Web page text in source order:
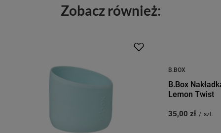
Zobacz również:
B.BOX
B.Box
Lemon Twist
35,00 zł / szt.